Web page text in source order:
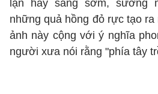
lặn hay sáng sớm, sương
những quả hồng đỏ rực tạo
ảnh này cộng với ý nghĩa
người xưa nói rằng "phía tây